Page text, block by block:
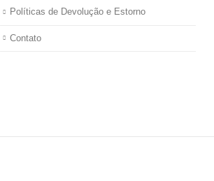
Políticas de Devolução e Estorno
Contato